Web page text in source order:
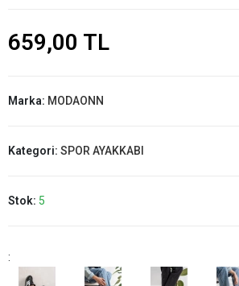
659,00 TL
Marka: MODAONN
Kategori: SPOR AYAKKABI
Stok: 5
: